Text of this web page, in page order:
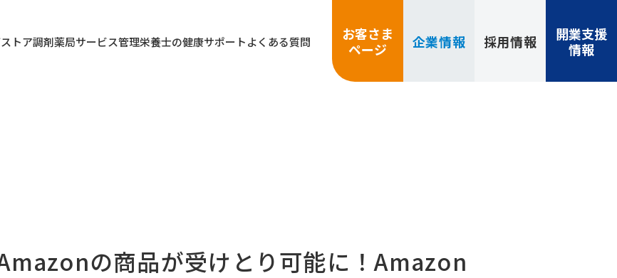
トア調剤薬局サービス管理栄養士の健康サポートよくある質問
お客さま
ページ
企業情報 採用情報
開業支援
情報
の商品が受けとり可能に！Amazon